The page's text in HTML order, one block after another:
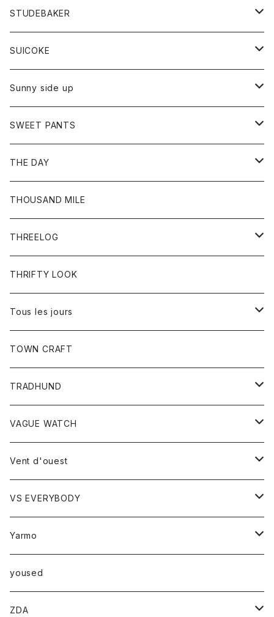
Tシャツ
バック
カーディガン
ショートパンツ
パンツ
レディース
カットソー
カーディガン
ワンピース
コート
カットソー
ボトム
パンツ
オーバーオール
財布
バッグ
STUDEBAKER
アクセサリー
ブレスレット
リング
SUICOKE
ブーツ
サンダル
Sunny side up
アウター
Ｇジャン
ボトム
ジーンズ
SWEET PANTS
ボトム
ショートパンツ
THE DAY
トップス
Tシャツ
THOUSAND MILE
THREELOG
トップス
Tシャツ
THRIFTY LOOK
Tous les jours
トップス
レディース
カットソー
TOWN CRAFT
TRADHUND
セーター
ベスト
VAGUE WATCH
時計
Vent d'ouest
ボトム
スカート
トップス
ベスト
VS EVERYBODY
トップス
Ｔシャツ
Yarmo
アウター
コート
小物
yoused
ZDA